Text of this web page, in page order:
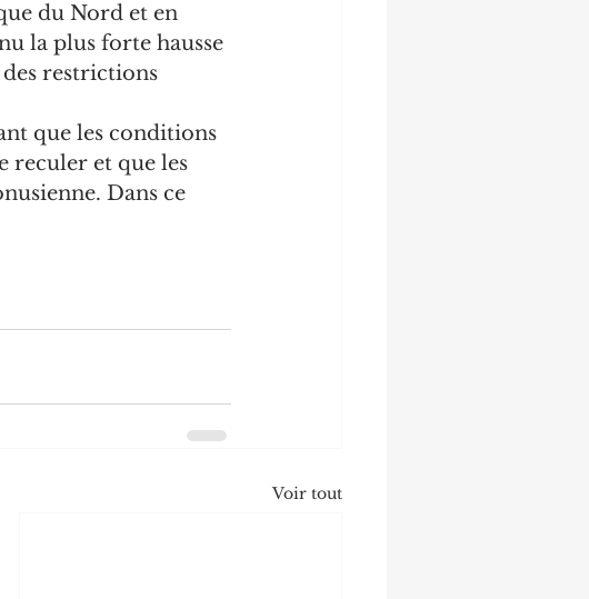
du Nord et en
la plus forte hausse
des restrictions
que les conditions
reculer et que les
Dans ce
Voir tout